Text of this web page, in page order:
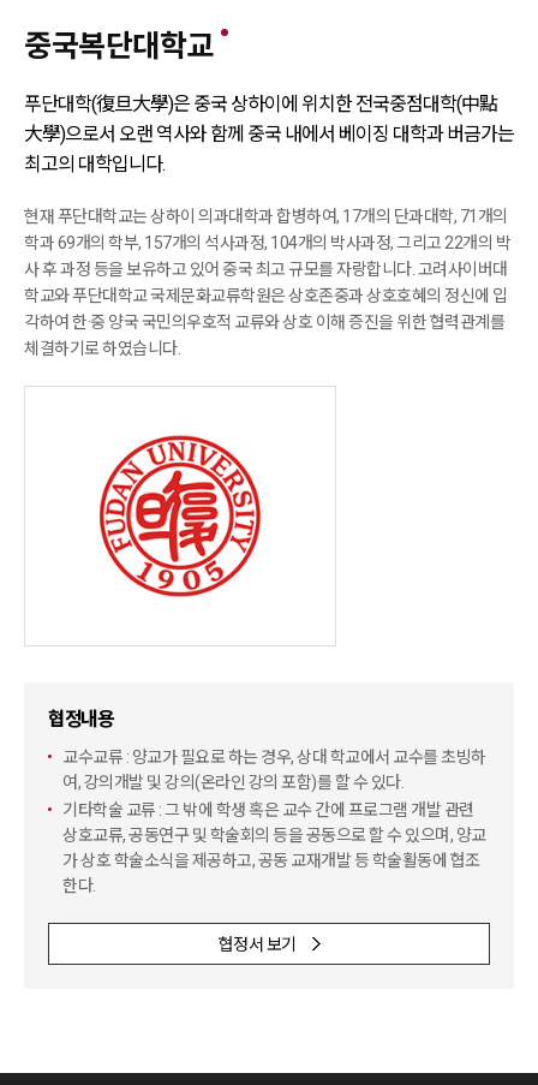
중국복단대학교
푸단대학(復旦大學)은 중국 상하이에 위치한 전국중점대학(中點
大學)으로서 오랜 역사와 함께 중국 내에서 베이징 대학과 버금가는
최고의 대학입니다.
현재 푸단대학교는 상하이 의과대학과 합병하여, 17개의 단과대학, 71개의
학과 69개의 학부, 157개의 석사과정, 104개의 박사과정,그리고 22개의 박
사 후 과정 등을 보유하고 있어 중국 최고 규모를 자랑합니다. 고려사이버대
학교와 푸단대학교 국제문화교류학원은 상호존중과 상호호혜의 정신에 입
각하여 한·중 양국 국민의우호적 교류와 상호 이해 증진을 위한 협력관계를
체결하기로 하였습니다.
협정내용
교수교류 : 양교가 필요로 하는 경우, 상대 학교에서 교수를 초빙하
여, 강의개발 및 강의(온라인 강의 포함)를 할 수 있다.
기타학술 교류 : 그 밖에 학생 혹은 교수 간에 프로그램 개발 관련
상호교류, 공동연구 및 학술회의 등을 공동으로 할 수 있으며, 양교
가 상호 학술소식을 제공하고,공동 교재개발 등 학술활동에 협조
한다.
협정서 보기